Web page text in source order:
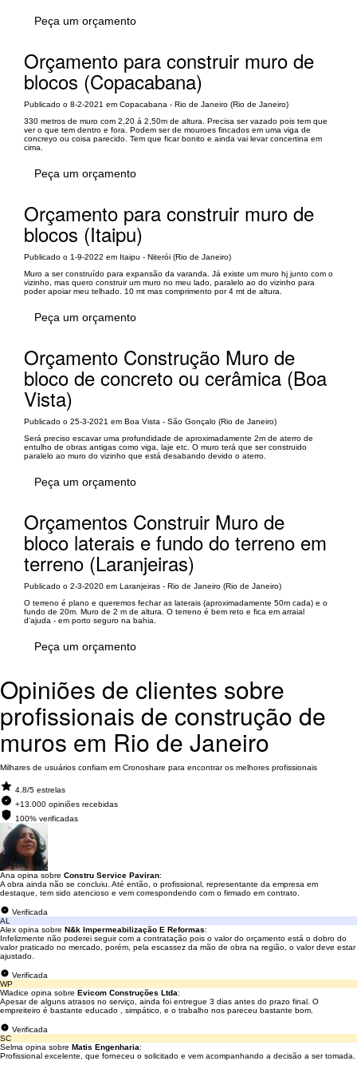
Peça um orçamento
Orçamento para construir muro de
blocos (Copacabana)
Publicado o 8-2-2021 em Copacabana - Rio de Janeiro (Rio de Janeiro)
330 metros de muro com 2,20 á 2,50m de altura. Precisa ser vazado pois tem que
ver o que tem dentro e fora. Podem ser de mouroes fincados em uma viga de
concreyo ou coisa parecido. Tem que ficar bonito e ainda vai levar concertina em
cima.
Peça um orçamento
Orçamento para construir muro de
blocos (Itaipu)
Publicado o 1-9-2022 em Itaipu - Niterói (Rio de Janeiro)
Muro a ser construído para expansão da varanda. Já existe um muro hj junto com o
vizinho, mas quero construir um muro no meu lado, paralelo ao do vizinho para
poder apoiar meu telhado. 10 mt mas comprimento por 4 mt de altura.
Peça um orçamento
Orçamento Construção Muro de
bloco de concreto ou cerâmica (Boa
Vista)
Publicado o 25-3-2021 em Boa Vista - São Gonçalo (Rio de Janeiro)
Será preciso escavar uma profundidade de aproximadamente 2m de aterro de
entulho de obras antigas como viga, laje etc. O muro terá que ser construido
paralelo ao muro do vizinho que está desabando devido o aterro.
Peça um orçamento
Orçamentos Construir Muro de
bloco laterais e fundo do terreno em
terreno (Laranjeiras)
Publicado o 2-3-2020 em Laranjeiras - Rio de Janeiro (Rio de Janeiro)
O terreno é plano e queremos fechar as laterais (aproximadamente 50m cada) e o
fundo de 20m. Muro de 2 m de altura. O terreno é bem reto e fica em arraial
d'ajuda - em porto seguro na bahia.
Peça um orçamento
Opiniões de clientes sobre
profissionais de construção de
muros em Rio de Janeiro
Milhares de usuários confiam em Cronoshare para encontrar os melhores profissionais
4.8/5 estrelas
+13.000 opiniões recebidas
100% verificadas
Ana opina sobre Constru Service Paviran:
A obra ainda não se concluiu. Até então, o profissional, representante da empresa em
destaque, tem sido atencioso e vem correspondendo com o firmado em contrato.
Verificada
AL
Alex opina sobre N&k Impermeabilização E Reformas:
Infelizmente não poderei seguir com a contratação pois o valor do orçamento está o dobro do
valor praticado no mercado, porém, pela escassez da mão de obra na região, o valor deve estar
ajustado.
Verificada
WP
Wladice opina sobre Evicom Construções Ltda:
Apesar de alguns atrasos no serviço, ainda foi entregue 3 dias antes do prazo final. O
empreiteiro é bastante educado , simpático, e o trabalho nos pareceu bastante bom.
Verificada
SC
Selma opina sobre Matis Engenharia:
Profissional excelente, que forneceu o solicitado e vem acompanhando a decisão a ser tomada.